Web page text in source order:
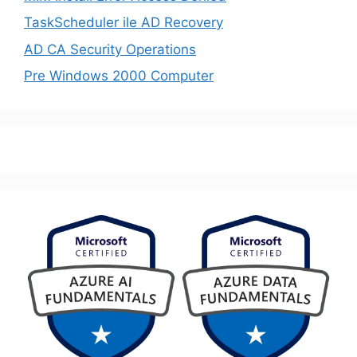
TaskScheduler ile AD Recovery
AD CA Security Operations
Pre Windows 2000 Computer